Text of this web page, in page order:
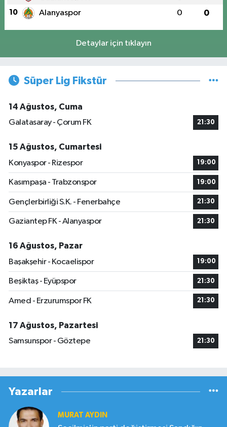
10 Alanyaspor 0 0
Detaylar için tıklayın
Süper Lig Fikstür
14 Ağustos, Cuma
Galatasaray - Çorum FK
21:30
15 Ağustos, Cumartesi
Konyaspor - Rizespor
19:00
Kasımpaşa - Trabzonspor 19:00
Gençlerbirliği S.K. - Fenerbahçe 21:30
Gaziantep FK - Alanyaspor 21:30
16 Ağustos, Pazar
Başakşehir - Kocaelispor
19:00
Beşiktaş - Eyüpspor 21:30
Amed - Erzurumspor FK 21:30
17 Ağustos, Pazartesi
Samsunspor - Göztepe
21:30
Yazarlar
MURAT AYDIN